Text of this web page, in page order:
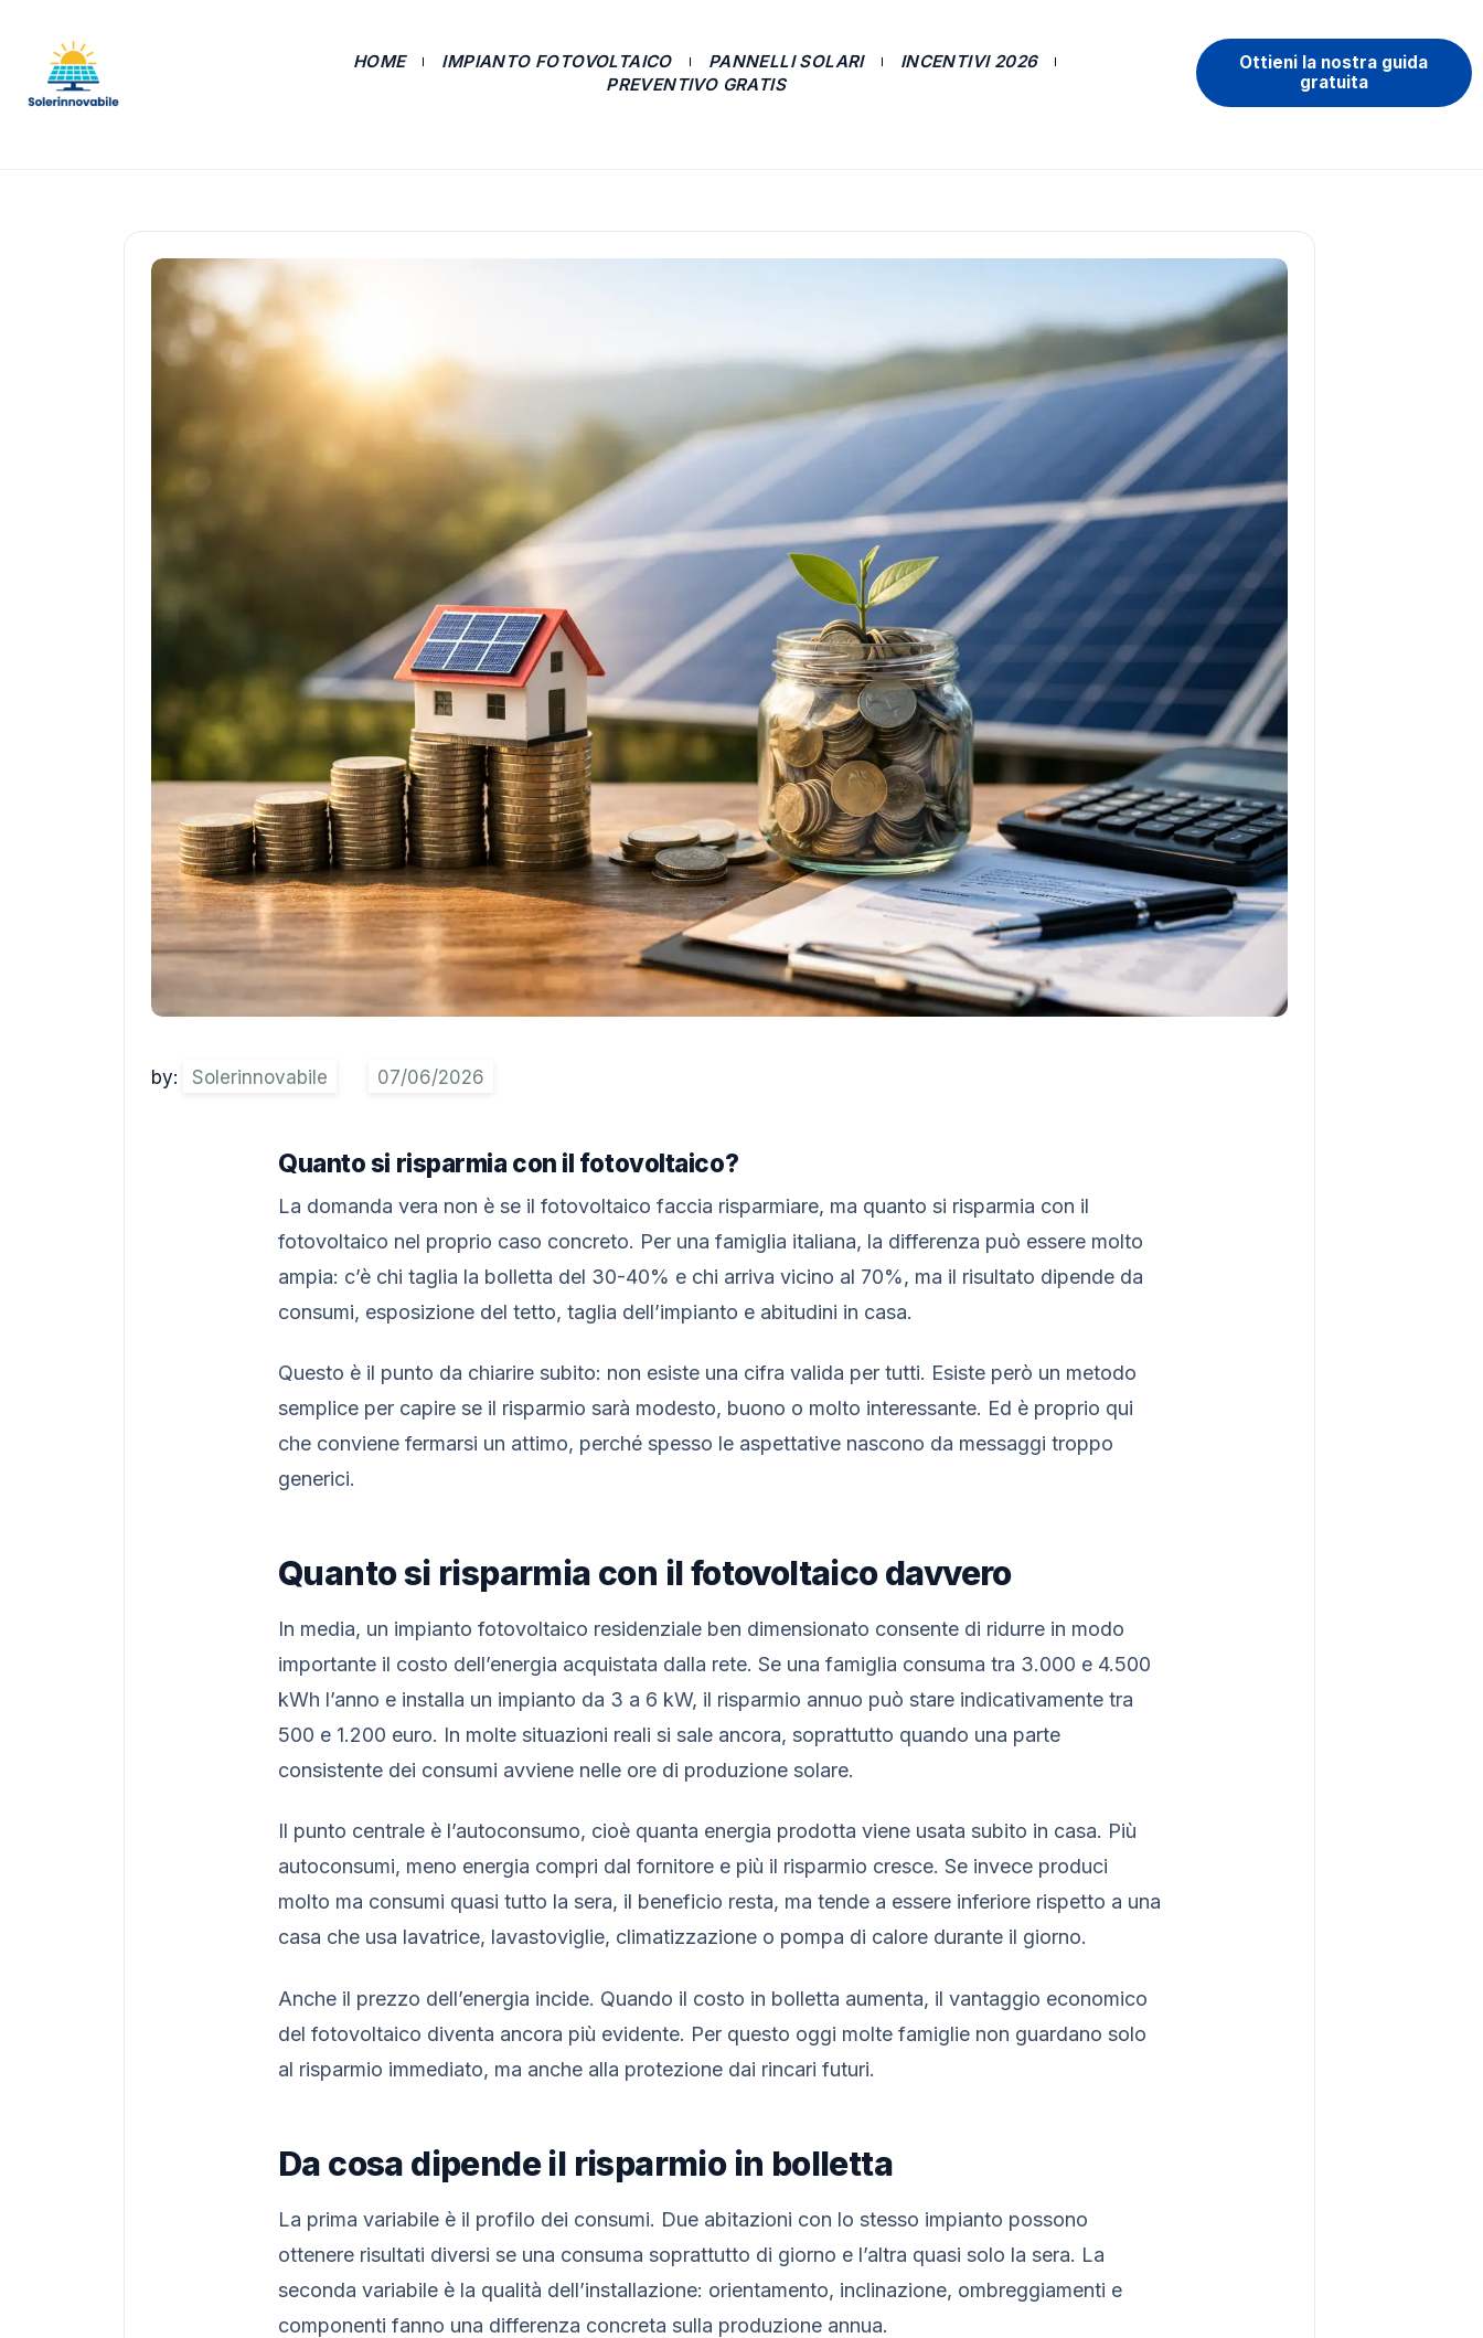
HOME IMPIANTO FOTOVOLTAICO PANNELLI SOLARI
INCENTIVI 2026
PREVENTIVO GRATIS
Ottieni la nostra guida
gratuita
by: Solerinnovabile
Quanto si risparmia con il fotovoltaico?
La domanda vera non è se il fotovoltaico faccia risparmiare, ma quanto si risparmia con il
fotovoltaico nel proprio caso concreto. Per una famiglia italiana, la differenza può essere molto
ampia: c’è chi taglia la bolletta del 30-40% e chi arriva vicino al 70%, ma il risultato dipende da
consumi, esposizione del tetto, taglia dell’impianto e abitudini in casa.
Questo è il punto da chiarire subito: non esiste una cifra valida per tutti. Esiste però un metodo
semplice per capire se il risparmio sarà modesto, buono o molto interessante. Ed è proprio qui
che conviene fermarsi un attimo, perché spesso le aspettative nascono da messaggi troppo
generici.
Quanto si risparmia con il fotovoltaico davvero
In media, un impianto fotovoltaico residenziale ben dimensionato consente di ridurre in modo
importante il costo dell’energia acquistata dalla rete. Se una famiglia consuma tra 3.000 e 4.500
kWh l’anno e installa un impianto da 3 a 6 kW, il risparmio annuo può stare indicativamente tra
500 e 1.200 euro. In molte situazioni reali si sale ancora, soprattutto quando una parte
consistente dei consumi avviene nelle ore di produzione solare.
Il punto centrale è l’autoconsumo, cioè quanta energia prodotta viene usata subito in casa. Più
autoconsumi, meno energia compri dal fornitore e più il risparmio cresce. Se invece produci
molto ma consumi quasi tutto la sera, il beneficio resta, ma tende a essere inferiore rispetto a una
casa che usa lavatrice, lavastoviglie, climatizzazione o pompa di calore durante il giorno.
Anche il prezzo dell’energia incide. Quando il costo in bolletta aumenta, il vantaggio economico
del fotovoltaico diventa ancora più evidente. Per questo oggi molte famiglie non guardano solo
al risparmio immediato, ma anche alla protezione dai rincari futuri.
Da cosa dipende il risparmio in bolletta
La prima variabile è il profilo dei consumi. Due abitazioni con lo stesso impianto possono
ottenere risultati diversi se una consuma soprattutto di giorno e l’altra quasi solo la sera. La
seconda variabile è la qualità dell’installazione: orientamento, inclinazione, ombreggiamenti e
componenti fanno una differenza concreta sulla produzione annua.